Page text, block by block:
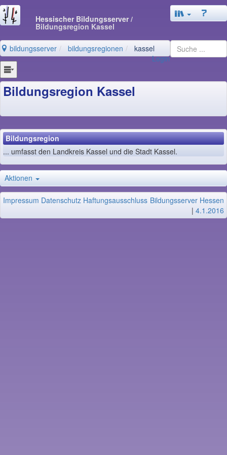
Hessischer Bildungsserver/
Bildungsregion Kassel
bildungsserver bildungsregionen
kassel
Login
Bildungsregion Kassel
Bildungsregion
... umfasst den Landkreis Kassel und die Stadt Kassel.
Aktionen
Impressum Datenschutz Haftungsausschluss Bildungsserver Hessen
| 4.1.2016